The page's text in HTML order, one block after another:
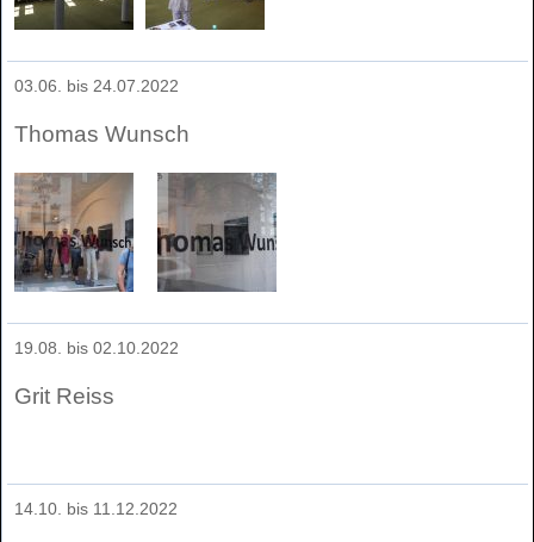
03.06. bis 24.07.2022
Thomas Wunsch
19.08. bis 02.10.2022
Grit Reiss
14.10. bis 11.12.2022